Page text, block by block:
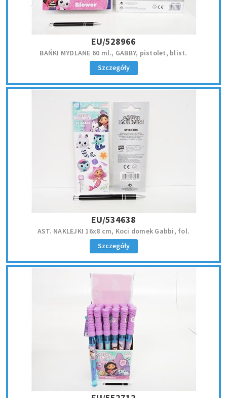
EU/528966
BAŃKI MYDLANE 60 ml., GABBY, pistolet, blist.
Szczegóły
EU/534638
AST. NAKLEJKI 16x8 cm, Koci domek Gabbi, fol.
Szczegóły